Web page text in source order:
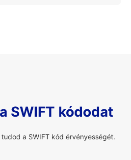
SWIFT kódodat
a SWIFT kód érvényességét.